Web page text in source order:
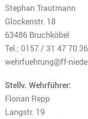
Stephan Trautmann
Glockenstr. 18
63486 Bruchköbel
Tel.: 0157 / 31 47 70 36
wehrfuehrung@ff-
Stellv. Wehrführer:
Florian Repp
Langstr. 19